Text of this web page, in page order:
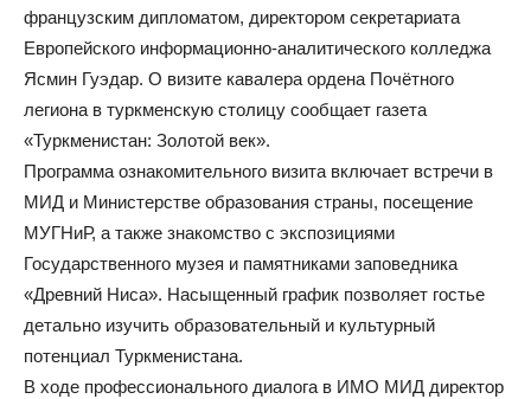
французским дипломатом, директором секретариата
Европейского информационно-аналитического колледжа
Ясмин Гуэдар. О визите кавалера ордена Почётного
легиона в туркменскую столицу сообщает газета
«Туркменистан: Золотой век».
Программа ознакомительного визита включает встречи в
МИД и Министерстве образования страны, посещение
МУГНиР, а также знакомство с экспозициями
Государственного музея и памятниками заповедника
«Древний Ниса». Насыщенный график позволяет гостье
детально изучить образовательный и культурный
потенциал Туркменистана.
В ходе профессионального диалога в ИМО МИД директор